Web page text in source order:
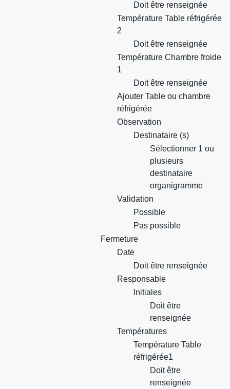
Doit être renseignée
Température Table réfrigérée
2
Doit être renseignée
Température Chambre froide
1
Doit être renseignée
Ajouter Table ou chambre
réfrigérée
Observation
Destinataire (s)
Sélectionner 1 ou
plusieurs
destinataire
organigramme
Validation
Possible
Pas possible
Fermeture
Date
Doit être renseignée
Responsable
Initiales
Doit être
renseignée
Températures
Température Table
réfrigérée1
Doit être
renseignée